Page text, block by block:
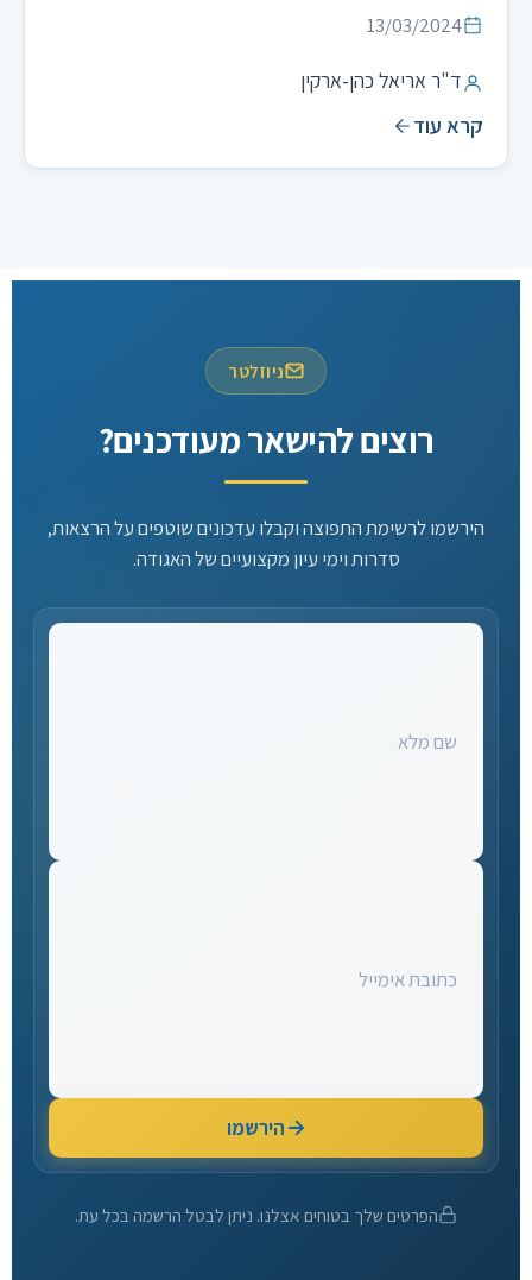
13/03/2024
ד"ר אריאל כהן-ארקין
קרא עוד
ניוזלטר
רוצים להישאר מעודכנים?
הירשמו לרשימת התפוצה וקבלו עדכונים שוטפים על הרצאות,
סדרות וימי עיון מקצועיים של האגודה.
הירשמו
הפרטים שלך בטוחים אצלנו. ניתן לבטל הרשמה בכל עת.